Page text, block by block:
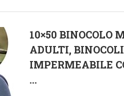
10×50 BINOCOLO
ADULTI,
IMPERMEABILE
...